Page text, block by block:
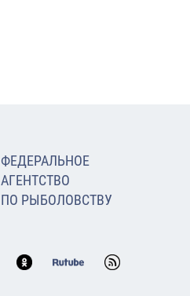
ФЕДЕРАЛЬНОЕ
АГЕНТСТВО
ПО РЫБОЛОВСТВУ